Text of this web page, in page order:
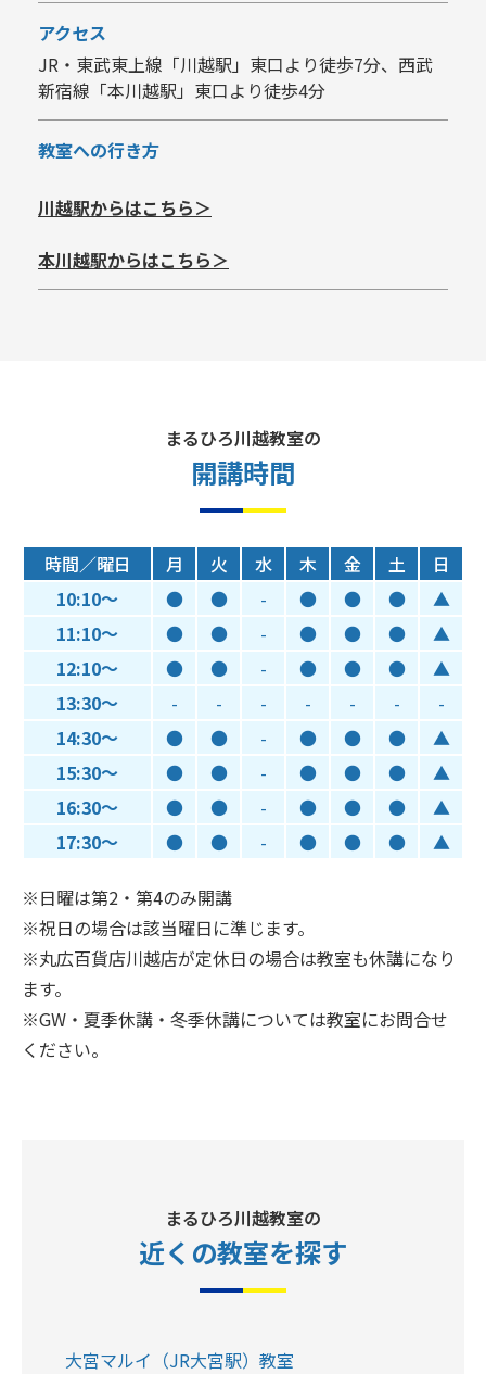
アクセス
JR・東武東上線「川越駅」東口より徒歩7分、西武
新宿線「本川越駅」東口より徒歩4分
教室への行き方
川越駅からはこちら＞
本川越駅からはこちら＞
まるひろ川越教室の
開講時間
時間／曜日 月 火 水 木 金 土
日
10:10～
● ● - ● ● ●
▲
11:10～
● ● - ● ● ●
▲
12:10～
● ● - ● ● ●
▲
13:30～
- - - - - -
-
14:30～
● ● - ● ● ●
▲
15:30～
● ● - ● ● ●
▲
16:30～
● ● - ● ● ●
▲
17:30～
● ● - ● ● ● ▲
※日曜は第2・第4のみ開講
※祝日の場合は該当曜日に準じます。
※丸広百貨店川越店が定休日の場合は教室も休講になり
ます。
※GW・夏季休講・冬季休講については教室にお問合せ
ください。
まるひろ川越教室の
近くの教室を探す
大宮マルイ（JR大宮駅）教室